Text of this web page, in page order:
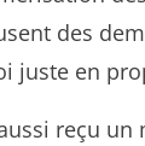
des
juste en
reçu